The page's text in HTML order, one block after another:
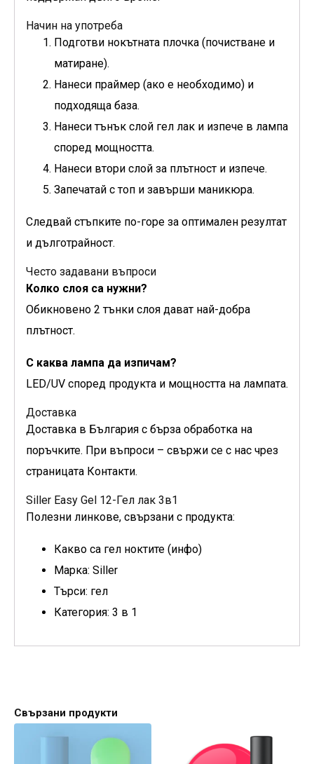
Начин на употреба
Подготви нокътната плочка (почистване и
матиране).
Нанеси праймер (ако е необходимо) и
подходяща база.
Нанеси тънък слой гел лак и изпече в лампа
според мощността.
Нанеси втори слой за плътност и изпече.
Запечатай с топ и завърши маникюра.
Следвай стъпките по-горе за оптимален резултат
и дълготрайност.
Често задавани въпроси
Колко слоя са нужни?
Обикновено 2 тънки слоя дават най-добра
плътност.
С каква лампа да изпичам?
LED/UV според продукта и мощността на лампата.
Доставка
Доставка в България с бърза обработка на
поръчките. При въпроси – свържи се с нас чрез
страницата Контакти.
Siller Easy Gel 12-Гел лак 3в1
Полезни линкове, свързани с продукта:
Какво са гел ноктите (инфо)
Марка: Siller
Търси: гел
Категория: 3 в 1
Свързани продукти